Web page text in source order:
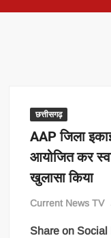
छत्तीसगढ़
AAP जिला
आयोजित कर
खुलासा किया
Current News TV
Share on Social